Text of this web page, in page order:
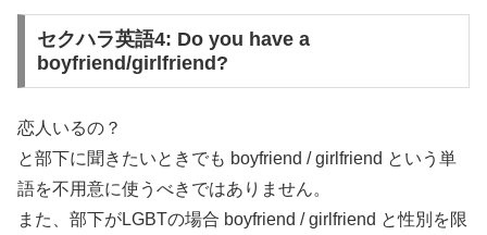
セクハラ英語4: Do you have a
boyfriend/girlfriend?
恋人いるの？
と部下に聞きたいときでも boyfriend / girlfriend という単
語を不用意に使うべきではありません。
また、部下がLGBTの場合 boyfriend / girlfriend と性別を限